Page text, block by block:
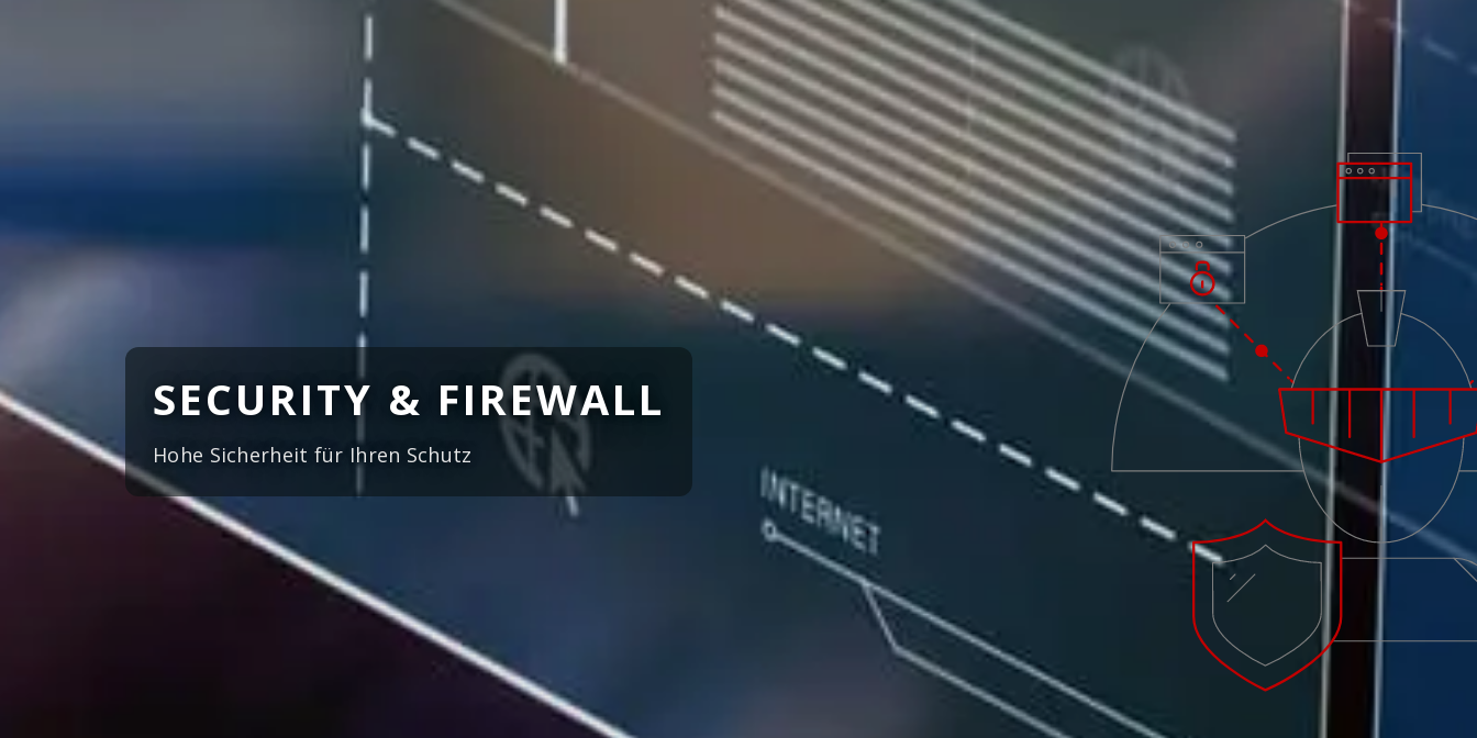
SECURITY & FIREWALL
Hohe Sicherheit für Ihren Schutz